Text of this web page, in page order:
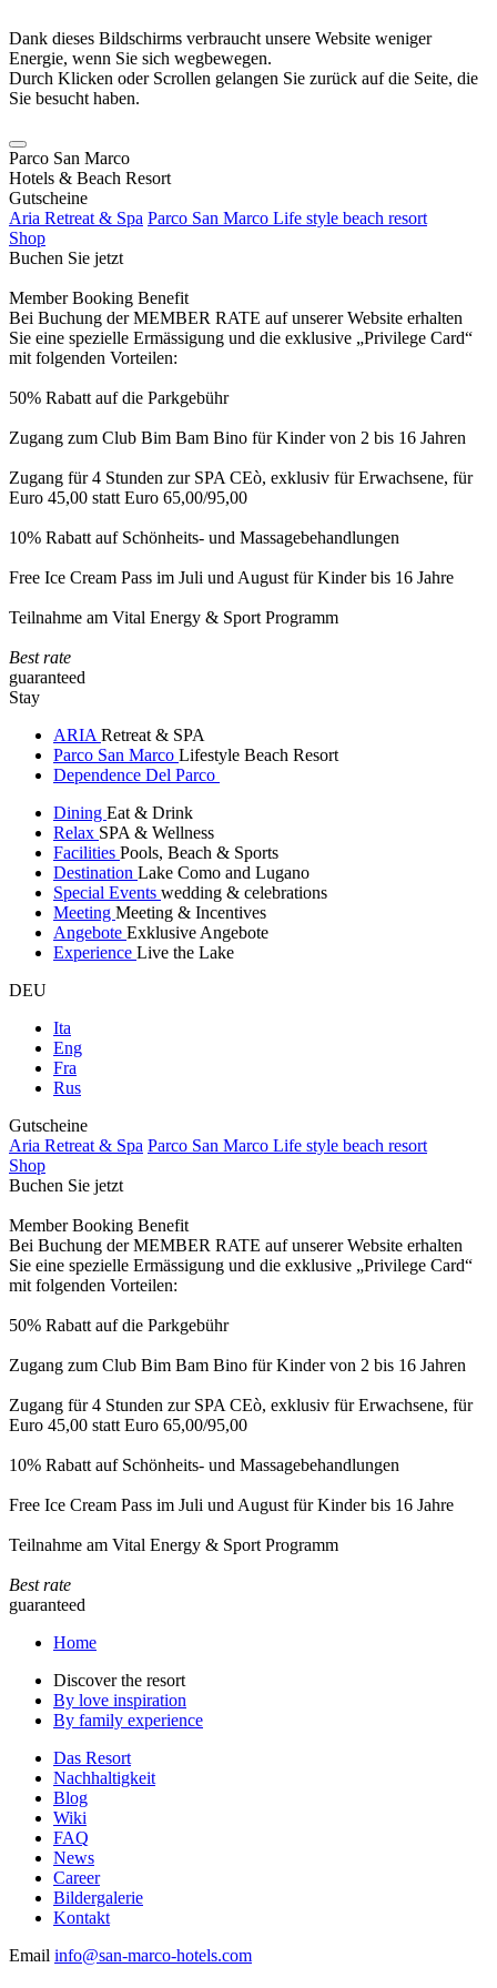
Dank dieses Bildschirms verbraucht unsere Website weniger
Energie, wenn Sie sich wegbewegen.
Durch Klicken oder Scrollen gelangen Sie zurück auf die Seite, die
Sie besucht haben.
Parco San Marco
Hotels & Beach Resort
Gutscheine
Aria Retreat & Spa Parco San Marco Life style beach resort
Shop
Buchen Sie jetzt
Member Booking Benefit
Bei Buchung der MEMBER RATE auf unserer Website erhalten
Sie eine spezielle Ermässigung und die exklusive „Privilege Card“
mit folgenden Vorteilen:
50% Rabatt auf die Parkgebühr
Zugang zum Club Bim Bam Bino für Kinder von 2 bis 16 Jahren
Zugang für 4 Stunden zur SPA CEò, exklusiv für Erwachsene, für
Euro 45,00 statt Euro 65,00/95,00
10% Rabatt auf Schönheits- und Massagebehandlungen
Free Ice Cream Pass im Juli und August für Kinder bis 16 Jahre
Teilnahme am Vital Energy & Sport Programm
Best rate
guaranteed
Stay
ARIA Retreat & SPA
Parco San Marco Lifestyle Beach Resort
Dependence Del Parco
Dining Eat & Drink
Relax SPA & Wellness
Facilities Pools, Beach & Sports
Destination Lake Como and Lugano
Special Events wedding & celebrations
Meeting Meeting & Incentives
Angebote Exklusive Angebote
Experience Live the Lake
DEU
Ita
Eng
Fra
Rus
Gutscheine
Aria Retreat & Spa Parco San Marco Life style beach resort
Shop
Buchen Sie jetzt
Member Booking Benefit
Bei Buchung der MEMBER RATE auf unserer Website erhalten
Sie eine spezielle Ermässigung und die exklusive „Privilege Card“
mit folgenden Vorteilen:
50% Rabatt auf die Parkgebühr
Zugang zum Club Bim Bam Bino für Kinder von 2 bis 16 Jahren
Zugang für 4 Stunden zur SPA CEò, exklusiv für Erwachsene, für
Euro 45,00 statt Euro 65,00/95,00
10% Rabatt auf Schönheits- und Massagebehandlungen
Free Ice Cream Pass im Juli und August für Kinder bis 16 Jahre
Teilnahme am Vital Energy & Sport Programm
Best rate
guaranteed
Home
Discover the resort
By love inspiration
By family experience
Das Resort
Nachhaltigkeit
Blog
Wiki
FAQ
News
Career
Bildergalerie
Kontakt
Email info@san-marco-hotels.com